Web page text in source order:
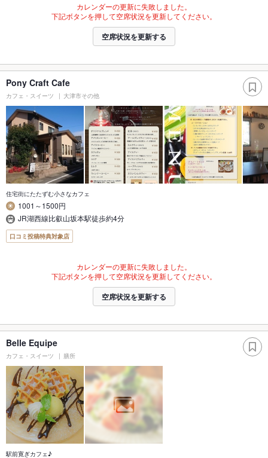
カレンダーの更新に失敗しました。
下記ボタンを押して空席状況を更新してください。
空席状況を更新する
Pony Craft Cafe
カフェ・スイーツ 大津市その他
住宅街にたたずむ小さなカフェ
1001～1500円
JR湖西線比叡山坂本駅徒歩約4分
口コミ投稿特典対象店
カレンダーの更新に失敗しました。
下記ボタンを押して空席状況を更新してください。
空席状況を更新する
Belle Equipe
カフェ・スイーツ 膳所
駅前寛ぎカフェ♪